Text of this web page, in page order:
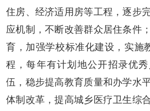
住房、经济适用房等工程，逐步
应机制，不断改善群众居住条件
育，加强学校标准化建设，实施
程，每年有计划地公开招录优
伍，稳步提高教育质量和办学水
体制改革，提高城乡医疗卫生综